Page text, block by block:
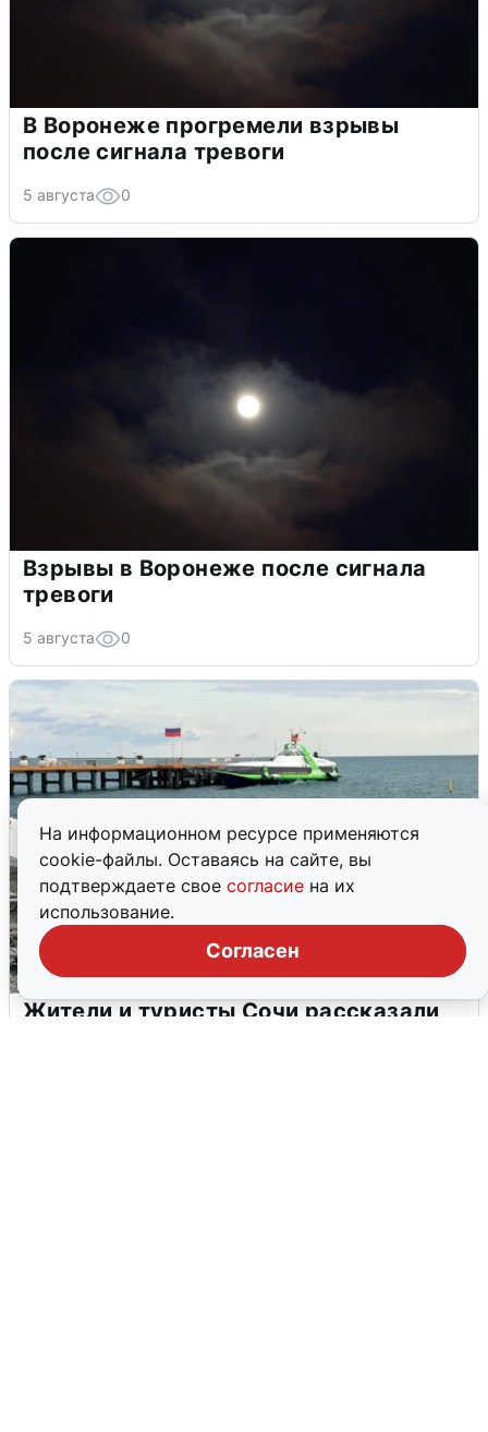
На информационном ресурсе применяются
cookie-файлы. Оставаясь на сайте, вы
подтверждаете свое согласие на их
использование.
Согласен
В Воронеже прогремели взрывы
после сигнала тревоги
5 августа 0
Взрывы в Воронеже после сигнала
тревоги
5 августа 0
Жители и туристы Сочи рассказали